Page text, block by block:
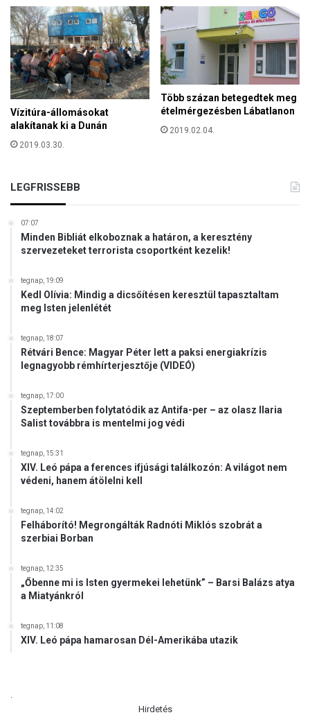
k
e
i
s
l
e
t
t
l
o
n
m
á
r
c
s
a
k
é
n
l
z
t
Vízitúra-állomásokat
alakítanak ki a Dunán
2019.03.30.
Több százan betegedtek meg
ételmérgezésben Lábatlanon
2019.02.04.
LEGFRISSEBB
07:07
Minden Bibliát elkoboznak a határon, a keresztény
szervezeteket terrorista csoportként kezelik!
tegnap, 19:09
Kedl Olívia: Mindig a dicsőítésen keresztül tapasztaltam
meg Isten jelenlétét
tegnap, 18:07
Rétvári Bence: Magyar Péter lett a paksi energiakrízis
legnagyobb rémhírterjesztője (VIDEÓ)
tegnap, 17:00
Szeptemberben folytatódik az Antifa-per – az olasz Ilaria
Salist továbbra is mentelmi jog védi
tegnap, 15:31
XIV. Leó pápa a ferences ifjúsági találkozón: A világot nem
védeni, hanem átölelni kell
tegnap, 14:02
Felháborító! Megrongálták Radnóti Miklós szobrát a
szerbiai Borban
tegnap, 12:35
„Őbenne mi is Isten gyermekei lehetünk” – Barsi Balázs atya
a Miatyánkról
tegnap, 11:08
XIV. Leó pápa hamarosan Dél-Amerikába utazik
Hirdetés